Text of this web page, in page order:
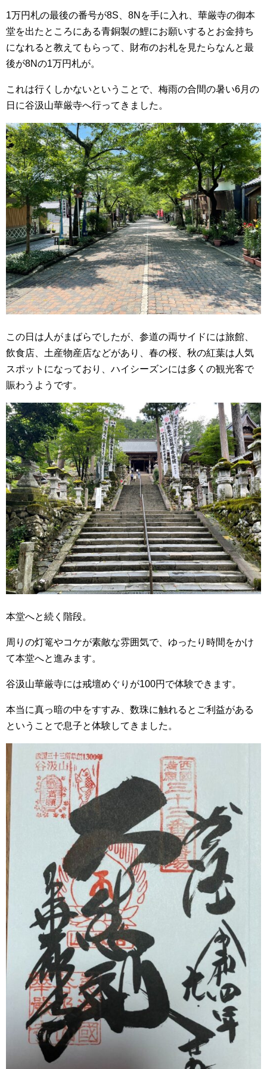
1万円札の最後の番号が8S、8Nを手に入れ、華厳寺の御本
堂を出たところにある青銅製の鯉にお願いするとお金持ち
になれると教えてもらって、財布のお札を見たらなんと最
後が8Nの1万円札が。
これは行くしかないということで、梅雨の合間の暑い6月の
日に谷汲山華厳寺へ行ってきました。
この日は人がまばらでしたが、参道の両サイドには旅館、
飲食店、土産物産店などがあり、春の桜、秋の紅葉は人気
スポットになっており、ハイシーズンには多くの観光客で
賑わうようです。
本堂へと続く階段。
周りの灯篭やコケが素敵な雰囲気で、ゆったり時間をかけ
て本堂へと進みます。
谷汲山華厳寺には戒壇めぐりが100円で体験できます。
本当に真っ暗の中をすすみ、数珠に触れるとご利益がある
ということで息子と体験してきました。